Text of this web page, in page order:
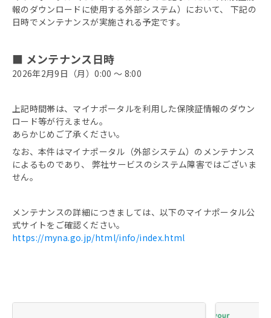
報のダウンロードに使用する外部システム）において、 下記の
日時でメンテナンスが実施される予定です。
■ メンテナンス日時
2026年2月9日（月）0:00 ～ 8:00
上記時間帯は、マイナポータルを利用した保険証情報のダウン
ロード等が行えません。
あらかじめご了承ください。
なお、本件はマイナポータル（外部システム）のメンテナンス
によるものであり、 弊社サービスのシステム障害ではございま
せん。
メンテナンスの詳細につきましては、以下のマイナポータル公
式サイトをご確認ください。
https://myna.go.jp/html/info/index.html